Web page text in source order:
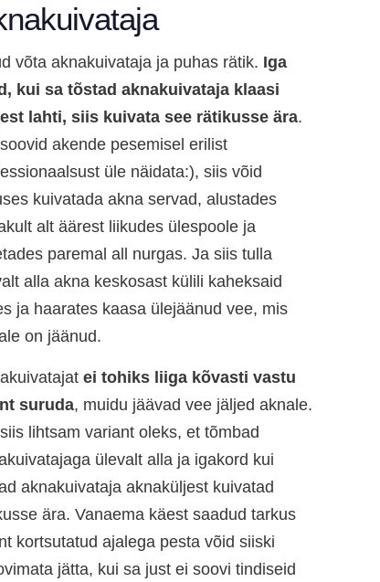
võta aknakuivataja ja puhas rätik. Iga
kui sa tõstad aknakuivataja klaasi
lahti, siis kuivata see rätikusse ära.
akende pesemisel erilist
üle näidata:), siis võid
kuivatada akna servad, alustades
alt äärest liikudes ülespoole ja
paremal all nurgas. Ja siis tulla
alla akna keskosast külili kaheksaid
ja haarates kaasa ülejäänud vee, mis
on jäänud.
ei tohiks liiga kõvasti vastu
suruda, muidu jäävad vee jäljed aknale.
lihtsam variant oleks, et tõmbad
ülevalt alla ja igakord kui
aknakuivataja aknaküljest kuivatad
ära. Vanaema käest saadud tarkus
kortsutatud ajalega pesta võid siiski
jätta, kui sa just ei soovi tindiseid